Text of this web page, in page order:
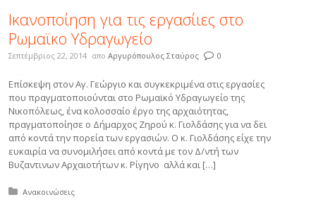
Ικανοποίηση για τις εργασίιες στο
Ρωμαϊκο Υδραγωγείο
Σεπτέμβριος 22, 2014 απο Αργυρόπουλος Σταύρος 0
Επίσκεψη στον Αγ. Γεώργιο και συγκεκριμένα στις εργασίες
που πραγματοποιούνται στο Ρωμαϊκό Υδραγωγείο της
Νικοπόλεως, ένα κολοσσαίο έργο της αρχαιότητας,
πραγματοποίησε ο Δήμαρχος Ζηρού κ. Γιολδάσης για να δει
από κοντά την πορεία των εργασιών. Ο κ. Γιολδάσης είχε την
ευκαιρία να συνομιλήσει από κοντά με τον Δ/ντή των
Βυζαντινων Αρχαιοτήτων κ. Ρίγηνο αλλά και […]
Δημοσιεύτηκε σε:
Ανακοινώσεις